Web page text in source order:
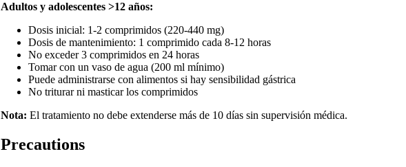
Adultos y adolescentes >12 años:
Dosis inicial: 1-2 comprimidos (220-440 mg)
Dosis de mantenimiento: 1 comprimido cada 8-12 horas
No exceder 3 comprimidos en 24 horas
Tomar con un vaso de agua (200 ml mínimo)
Puede administrarse con alimentos si hay sensibilidad gástrica
No triturar ni masticar los comprimidos
Nota: El tratamiento no debe extenderse más de 10 días sin supervisión médica.
Precautions